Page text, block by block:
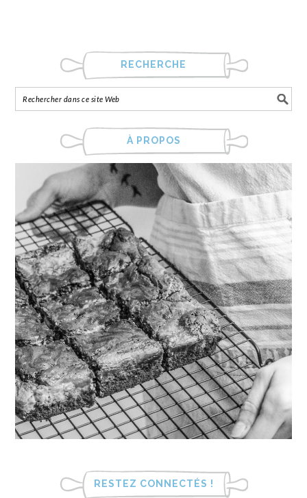
RECHERCHE
À PROPOS
RESTEZ CONNECTÉS !